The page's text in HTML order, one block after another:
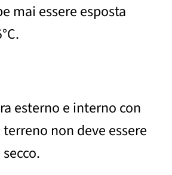
mai essere esposta
esterno e interno con
non deve essere